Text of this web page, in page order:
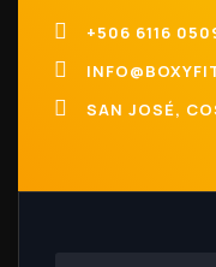
 +506 6116

 SAN JOSÉ,